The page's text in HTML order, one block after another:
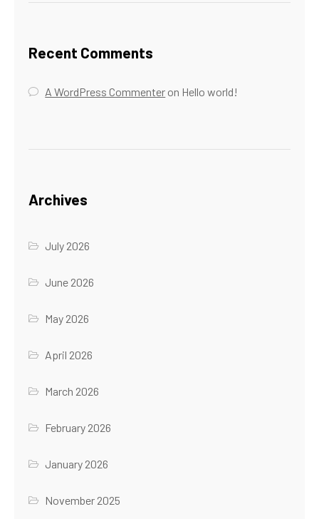
Recent Comments
A WordPress Commenter on Hello world!
Archives
July 2026
June 2026
May 2026
April 2026
March 2026
February 2026
January 2026
November 2025